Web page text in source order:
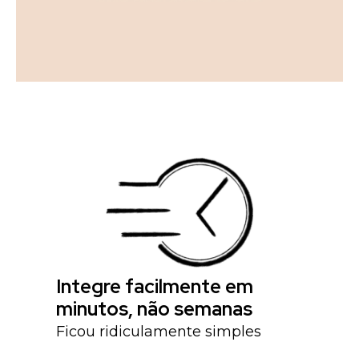
Integre facilmente em
minutos, não semanas
Ficou ridiculamente simples